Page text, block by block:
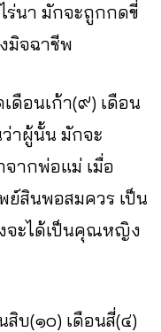
ร่นา มักจะถูกกดขี่
มิจฉาชีพ
ดือนเก้า(๙) เดือน
าผู้นั้น มักจะ
ากพ่อแม่ เมื่อ
ย์สินพอสมควร เป็น
จะได้เป็นคุณหญิง
บ(๑๐) เดือนสี่(๔)